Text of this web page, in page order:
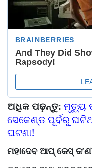
ଅଧିକ ପଢ଼ନ୍ତୁ: ମୃତ୍ୟୁ
ସେକେଣ୍ଡ ପୂର୍ବରୁ
ଘଟଣା!
ମହାଦେବ ଆପ୍ କେସ୍